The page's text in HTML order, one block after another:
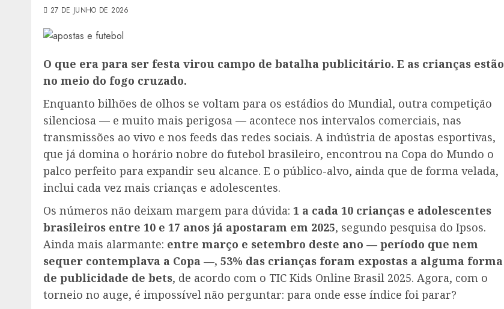
27 DE JUNHO DE 2026
O que era para ser festa virou campo de batalha publicitário. E as crianças estão
no meio do fogo cruzado.
Enquanto bilhões de olhos se voltam para os estádios do Mundial, outra competição
silenciosa — e muito mais perigosa — acontece nos intervalos comerciais, nas
transmissões ao vivo e nos feeds das redes sociais. A indústria de apostas esportivas,
que já domina o horário nobre do futebol brasileiro, encontrou na Copa do Mundo o
palco perfeito para expandir seu alcance. E o público-alvo, ainda que de forma velada,
inclui cada vez mais crianças e adolescentes.
Os números não deixam margem para dúvida: 1 a cada 10 crianças e adolescentes
brasileiros entre 10 e 17 anos já apostaram em 2025, segundo pesquisa do Ipsos.
Ainda mais alarmante: entre março e setembro deste ano — período que nem
sequer contemplava a Copa —, 53% das crianças foram expostas a alguma forma
de publicidade de bets, de acordo com o TIC Kids Online Brasil 2025. Agora, com o
torneio no auge, é impossível não perguntar: para onde esse índice foi parar?